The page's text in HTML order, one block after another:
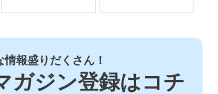
報盛りだくさん！
ガジン登録はコチ